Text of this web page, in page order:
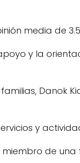
media de
y la
Danok
y
de una